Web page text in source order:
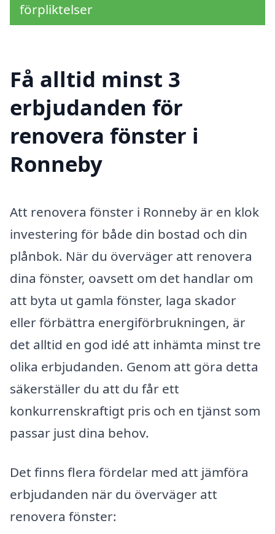
förpliktelser
Få alltid minst 3
erbjudanden för
renovera fönster i
Ronneby
Att renovera fönster i Ronneby är en klok
investering för både din bostad och din
plånbok. När du överväger att renovera
dina fönster, oavsett om det handlar om
att byta ut gamla fönster, laga skador
eller förbättra energiförbrukningen, är
det alltid en god idé att inhämta minst tre
olika erbjudanden. Genom att göra detta
säkerställer du att du får ett
konkurrenskraftigt pris och en tjänst som
passar just dina behov.
Det finns flera fördelar med att jämföra
erbjudanden när du överväger att
renovera fönster: